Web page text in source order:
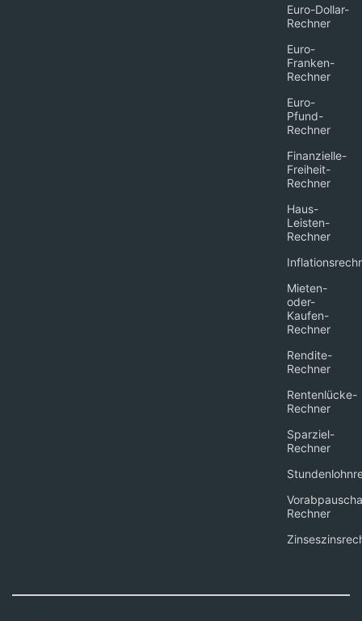
Euro-Dollar-
Rechner
Euro-
Franken-
Rechner
Euro-
Pfund-
Rechner
Finanzielle-
Freiheit-
Rechner
Haus-
Leisten-
Rechner
Mieten-
oder-
Kaufen-
Rechner
Rendite-
Rechner
Rentenlücke-
Rechner
Sparziel-
Rechner
Rechner